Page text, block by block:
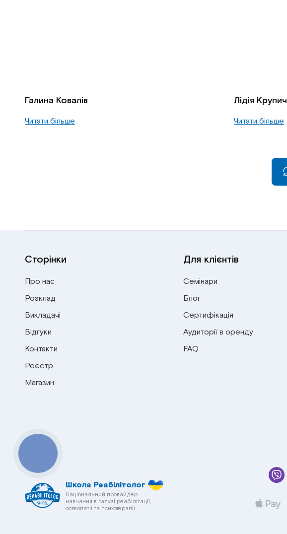
Галина Ковалів
Читати більше
Лідія Крупич
Читати більше
Сторінки
Про нас
Розклад
Викладачі
Відгуки
Контакти
Реєстр
Магазин
Для клієнтів
Семінари
Блог
Сертифікація
Аудиторії в оренду
FAQ
Школа Реабілітолог
Національний провайдер
навчання в галузі реабілітації,
остеопатії та психотерапії